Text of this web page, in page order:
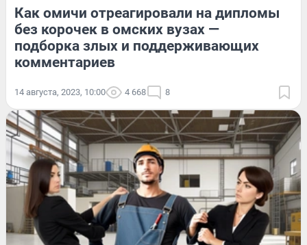
Как омичи отреагировали на дипломы
без корочек в омских вузах —
подборка злых и поддерживающих
комментариев
14 августа, 2023, 10:00 4 668 8